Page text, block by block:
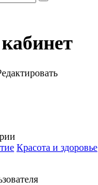
Красота и здоровье